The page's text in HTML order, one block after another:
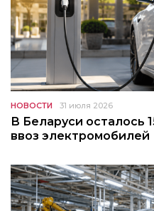
НОВОСТИ 31 июля 2026
В Беларуси осталось
ввоз электромобилей